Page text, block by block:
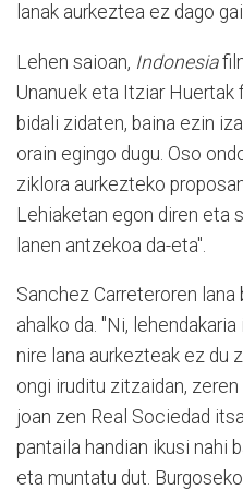
lanak aurkeztea ez dago
Lehen saioan, Indonesia
Unanuek eta Itziar Huertak
bidali zidaten, baina ezin
orain egingo dugu. Oso
ziklora aurkezteko
Lehiaketan egon diren eta
lanen antzekoa da-eta".
Sanchez Carreteroren lana
ahalko da. "Ni,
nire lana aurkezteak ez du
ongi iruditu zitzaidan,
joan zen Real Sociedad
pantaila handian ikusi nahi
eta muntatu dut.